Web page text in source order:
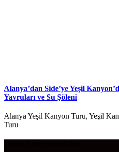
Alanya’dan Side’ye Yeşil
Yavruları ve Su Şöleni
Alanya Yeşil Kanyon Turu, Yeşil
Turu